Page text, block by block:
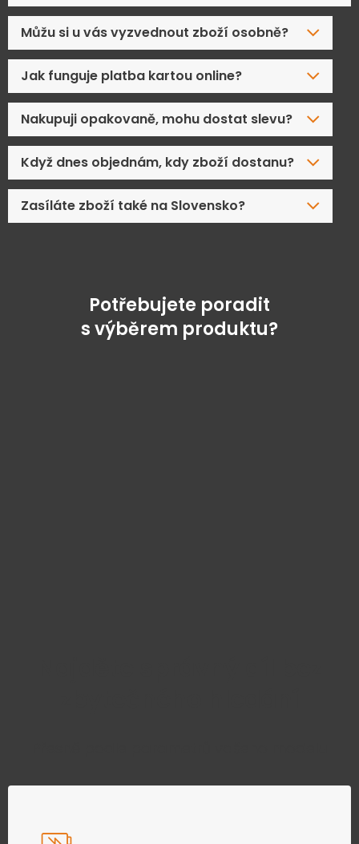
Můžu si u vás vyzvednout zboží osobně?
Jak funguje platba kartou online?
Nakupuji opakovaně, mohu dostat slevu?
Když dnes objednám, kdy zboží dostanu?
Zasíláte zboží také na Slovensko?
Potřebujete poradit
s výběrem produktu?